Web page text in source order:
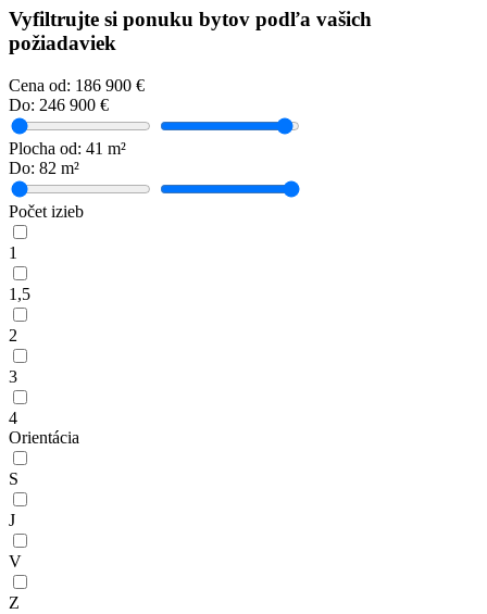
Vyfiltrujte si ponuku bytov podľa vašich
požiadaviek
Cena od: 186 900 €
Do: 246 900 €
Plocha od: 41 m²
Do: 82 m²
Počet izieb
1
1,5
2
3
4
Orientácia
S
J
V
Z